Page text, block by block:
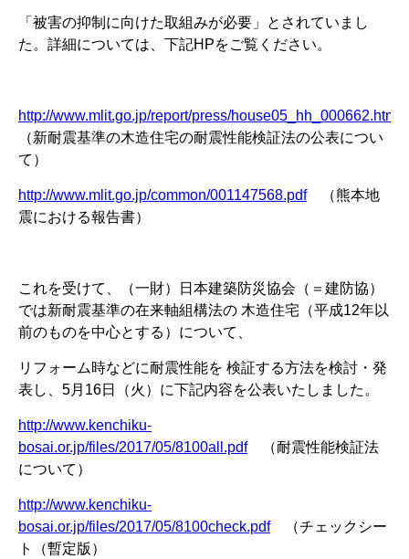
「被害の抑制に向けた取組みが必要」とされていまし
た。詳細については、下記HPをご覧ください。
http://www.mlit.go.jp/report/press/house05_hh_000662.html
（新耐震基準の木造住宅の耐震性能検証法の公表につい
て）
http://www.mlit.go.jp/common/001147568.pdf（熊本地
震における報告書）
これを受けて、（一財）日本建築防災協会（＝建防協）
では新耐震基準の在来軸組構法の 木造住宅（平成12年以
前のものを中心とする）について、
リフォーム時などに耐震性能を 検証する方法を検討・発
表し、5月16日（火）に下記内容を公表いたしました。
http://www.kenchiku-
bosai.or.jp/files/2017/05/8100all.pdf（耐震性能検証法
について）
http://www.kenchiku-
bosai.or.jp/files/2017/05/8100check.pdf（チェックシー
ト（暫定版）